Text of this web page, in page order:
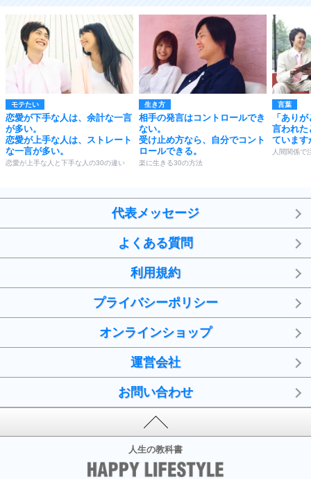
モテたい
恋愛が下手な人は、余計な一言
が多い。
恋愛が上手な人は、ストレート
な一言が多い。
恋愛が上手な人と下手な人の30の違い
生き方
相手の発言はコントロールでき
ない。
受け止め方なら、自分でコント
ロールできる。
楽に生きる30の方法
言葉
「あり
言われた
ています
人間関係で
代表メッセージ
よくある質問
利用規約
プライバシーポリシー
オンラインショップ
運営会社
お問い合わせ
人生の教科書